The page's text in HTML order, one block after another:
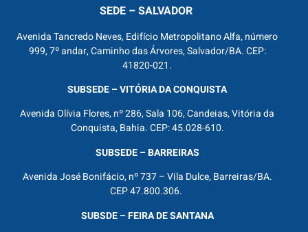
SEDE – SALVADOR
Avenida Tancredo Neves, Edifício Metropolitano Alfa, número
999, 7º andar, Caminho das Árvores, Salvador/BA. CEP:
41820-021.
SUBSEDE – VITÓRIA DA CONQUISTA
Avenida Olívia Flores, nº 286, Sala 106, Candeias, Vitória da
Conquista, Bahia. CEP: 45.028-610.
SUBSEDE – BARREIRAS
Avenida José Bonifácio, nº 737 – Vila Dulce, Barreiras/BA.
CEP 47.800.306.
SUBSDE – FEIRA DE SANTANA